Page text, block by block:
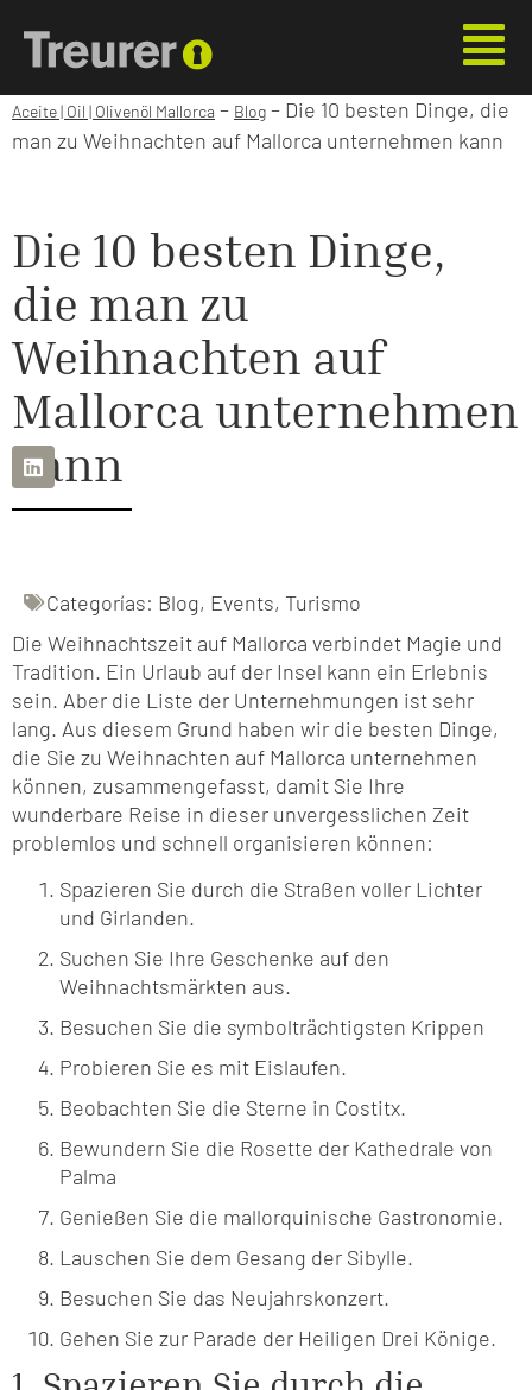
Aceite | Oil | Olivenöl Mallorca – Blog – Die 10 besten Dinge, die
man zu Weihnachten auf Mallorca unternehmen kann
Die 10 besten Dinge,
die man zu
Weihnachten auf
Mallorca unternehmen
kann
Categorías: Blog, Events, Turismo
Die Weihnachtszeit auf Mallorca verbindet Magie und
Tradition. Ein Urlaub auf der Insel kann ein Erlebnis
sein. Aber die Liste der Unternehmungen ist sehr
lang. Aus diesem Grund haben wir die besten Dinge,
die Sie zu Weihnachten auf Mallorca unternehmen
können, zusammengefasst, damit Sie Ihre
wunderbare Reise in dieser unvergesslichen Zeit
problemlos und schnell organisieren können:
Spazieren Sie durch die Straßen voller Lichter
und Girlanden.
Suchen Sie Ihre Geschenke auf den
Weihnachtsmärkten aus.
Besuchen Sie die symbolträchtigsten Krippen
Probieren Sie es mit Eislaufen.
Beobachten Sie die Sterne in Costitx.
Bewundern Sie die Rosette der Kathedrale von
Palma
Genießen Sie die mallorquinische Gastronomie.
Lauschen Sie dem Gesang der Sibylle.
Besuchen Sie das Neujahrskonzert.
Gehen Sie zur Parade der Heiligen Drei Könige.